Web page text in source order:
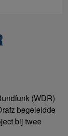
(WDR)
begeleidde
bij twee